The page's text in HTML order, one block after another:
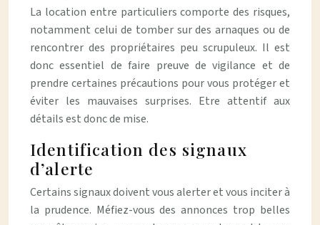
La location entre particuliers comporte des risques,
notamment celui de tomber sur des arnaques ou de
rencontrer des propriétaires peu scrupuleux. Il est
donc essentiel de faire preuve de vigilance et de
prendre certaines précautions pour vous protéger et
éviter les mauvaises surprises. Etre attentif aux
détails est donc de mise.
Identification des signaux
d’alerte
Certains signaux doivent vous alerter et vous inciter à
la prudence. Méfiez-vous des annonces trop belles